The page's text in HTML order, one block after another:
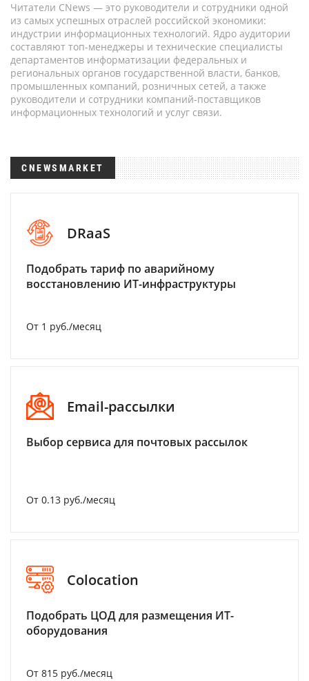
Читатели CNews — это руководители и сотрудники одной
из самых успешных отраслей российской экономики:
индустрии информационных технологий. Ядро аудитории
составляют топ-менеджеры и технические специалисты
департаментов информатизации федеральных и
региональных органов государственной власти, банков,
промышленных компаний, розничных сетей, а также
руководители и сотрудники компаний-поставщиков
информационных технологий и услуг связи.
CNEWSMARKET
DRaaS
Подобрать тариф по аварийному
восстановлению ИТ-инфраструктуры
От 1 руб./месяц
Email-рассылки
Выбор сервиса для почтовых рассылок
От 0.13 руб./месяц
Colocation
Подобрать ЦОД для размещения ИТ-
оборудования
От 815 руб./месяц